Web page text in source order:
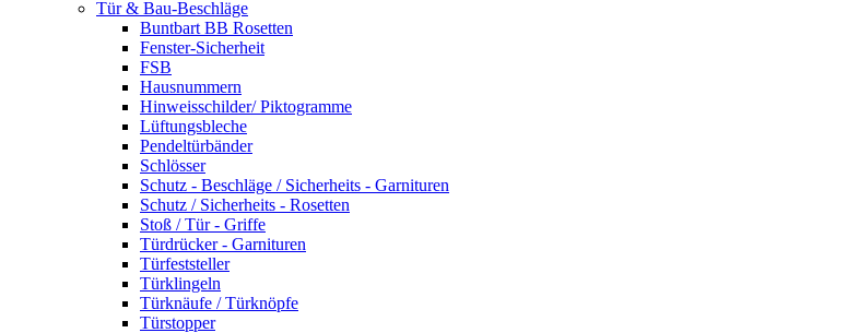
Tür & Bau-Beschläge
Buntbart BB Rosetten
Fenster-Sicherheit
FSB
Hausnummern
Hinweisschilder/ Piktogramme
Lüftungsbleche
Pendeltürbänder
Schlösser
Schutz - Beschläge / Sicherheits - Garnituren
Schutz / Sicherheits - Rosetten
Stoß / Tür - Griffe
Türdrücker - Garnituren
Türfeststeller
Türklingeln
Türknäufe / Türknöpfe
Türstopper